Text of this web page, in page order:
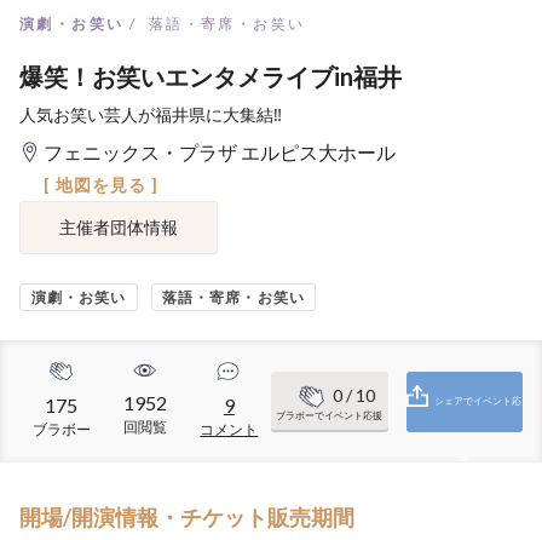
演劇・お笑い 落語・寄席・お笑い
爆笑！お笑いエンタメライブin福井
人気お笑い芸人が福井県に大集結‼
フェニックス・プラザ エルピス大ホール
[ 地図を見る ]
主催者団体情報
演劇・お笑い 落語・寄席・お笑い
175
ブラボー
1952
回閲覧
9
コメント
0/ 10
ブラボーでイベント応援
シェアでイベント応
開場/開演情報・チケット販売期間